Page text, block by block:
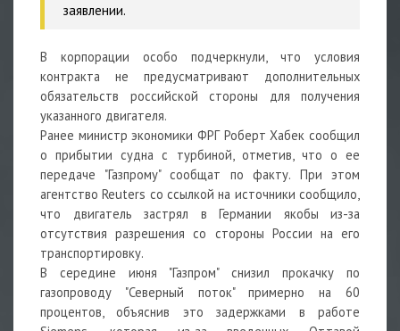
заявлении.
В корпорации особо подчеркнули, что условия
контракта не предусматривают дополнительных
обязательств российской стороны для получения
указанного двигателя.
Ранее министр экономики ФРГ Роберт Хабек сообщил
о прибытии судна с турбиной, отметив, что о ее
передаче "Газпрому" сообщат по факту. При этом
агентство Reuters со ссылкой на источники сообщило,
что двигатель застрял в Германии якобы из-за
отсутствия разрешения со стороны России на его
транспортировку.
В середине июня "Газпром" снизил прокачку по
газопроводу "Северный поток" примерно на 60
процентов, объяснив это задержками в работе